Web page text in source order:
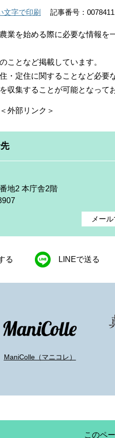
文字で印刷 記事番号：0078411
業を始める際に必要な情報を
ことなど掲載しています。
・定住に関することなど必要
収集することが可能となって
＜外部リンク＞
地2 本庁舎2階
メー
る LINEで送る
ManiColle（マニコレ）
このペ